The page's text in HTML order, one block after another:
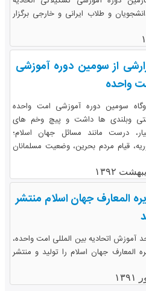
و طلاب ایرانی و خارجی برگزار
از سومین دوره آموزشی
واحده
سومین دوره آموزشی امت واحده
وبلندی ها داشت و پیچ وخم های
درست مانند مسائل جهان اسلام؛
قیام مردم بحرین، وضعیت مسلمانان
المعارف جهان اسلام منتشر
آموزش اتحادیه بین المللی امت واحده،
المعارف جهان اسلام را تولید و منتشر